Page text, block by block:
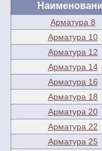
Арматура 8
Арматура 10
Арматура 12
Арматура 14
Арматура 16
Арматура 18
Арматура 20
Арматура 22
Арматура 25